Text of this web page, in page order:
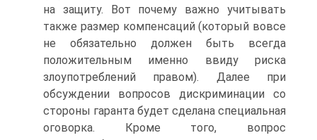
на защиту. Вот почему важно учитывать
также размер компенсаций (который вовсе
не обязательно должен быть всегда
положительным именно ввиду риска
злоупотреблений правом). Далее при
обсуждении вопросов дискриминации со
стороны гаранта будет сделана специальная
оговорка. Кроме того, вопрос